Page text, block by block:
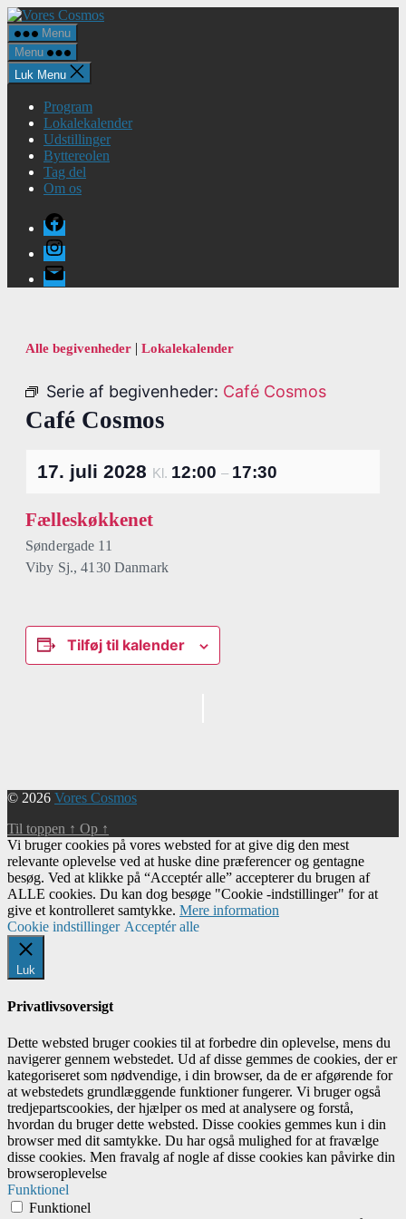
Spring
til
indholdet
Vores
Menu
Menu
Luk Menu
Program
Lokalekalender
Udstillinger
Byttereolen
Tag del
Om os
Facebook
Instagram
E-
mail
Alle begivenheder | Lokalekalender
Serie af begivenheder: Café Cosmos
Café Cosmos
17. juli 2028 Kl. 12:00 – 17:30
Fælleskøkkenet
Søndergade 11
Viby Sj., 4130 Danmark
Tilføj til kalender
© 2026 Vores Cosmos
Til toppen ↑ Op ↑
Vi bruger cookies på vores websted for at give dig den mest
relevante oplevelse ved at huske dine præferencer og gentagne
besøg. Ved at klikke på “Acceptér alle” accepterer du brugen af ​​
ALLE cookies. Du kan dog besøge "Cookie -indstillinger" for at
give et kontrolleret samtykke. Mere information
Cookie indstillinger Acceptér alle
Luk
Privatlivsoversigt
Dette websted bruger cookies til at forbedre din oplevelse, mens du
navigerer gennem webstedet. Ud af disse gemmes de cookies, der er
kategoriseret som nødvendige, i din browser, da de er afgørende for
at webstedets grundlæggende funktioner fungerer. Vi bruger også
tredjepartscookies, der hjælper os med at analysere og forstå,
hvordan du bruger dette websted. Disse cookies gemmes kun i din
browser med dit samtykke. Du har også mulighed for at fravælge
disse cookies. Men fravalg af nogle af disse cookies kan påvirke din
browseroplevelse
Funktionel
Funktionel